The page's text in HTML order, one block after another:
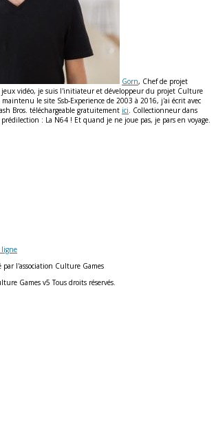
Gorn, Chef de projet
jeux vidéo, je suis l'initiateur et développeur du projet Culture
maintenu le site Ssb-Experience de 2003 à 2016, j'ai écrit avec
Bros. téléchargeable gratuitement ici . Collectionneur dans
: La N64 ! Et quand je ne joue pas, je pars en voyage.
ligne
par l'association Culture Games
Games v5 Tous droits réservés.